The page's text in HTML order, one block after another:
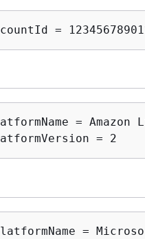
=
= Amazon
= 2
=